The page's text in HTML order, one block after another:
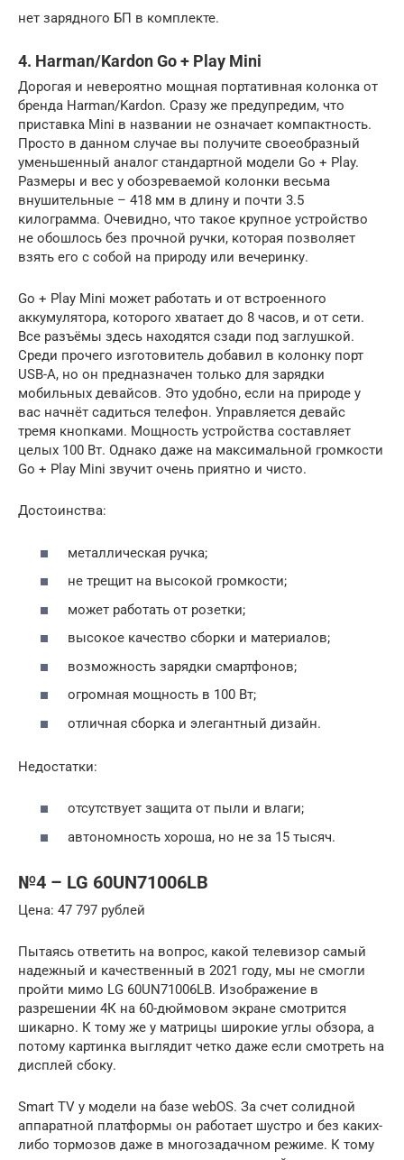
нет зарядного БП в комплекте.
4. Harman/Kardon Go + Play Mini
Дорогая и невероятно мощная портативная колонка от
бренда Harman/Kardon. Сразу же предупредим, что
приставка Mini в названии не означает компактность.
Просто в данном случае вы получите своеобразный
уменьшенный аналог стандартной модели Go + Play.
Размеры и вес у обозреваемой колонки весьма
внушительные – 418 мм в длину и почти 3.5
килограмма. Очевидно, что такое крупное устройство
не обошлось без прочной ручки, которая позволяет
взять его с собой на природу или вечеринку.
Go + Play Mini может работать и от встроенного
аккумулятора, которого хватает до 8 часов, и от сети.
Все разъёмы здесь находятся сзади под заглушкой.
Среди прочего изготовитель добавил в колонку порт
USB-A, но он предназначен только для зарядки
мобильных девайсов. Это удобно, если на природе у
вас начнёт садиться телефон. Управляется девайс
тремя кнопками. Мощность устройства составляет
целых 100 Вт. Однако даже на максимальной громкости
Go + Play Mini звучит очень приятно и чисто.
Достоинства:
металлическая ручка;
не трещит на высокой громкости;
может работать от розетки;
высокое качество сборки и материалов;
возможность зарядки смартфонов;
огромная мощность в 100 Вт;
отличная сборка и элегантный дизайн.
Недостатки:
отсутствует защита от пыли и влаги;
автономность хороша, но не за 15 тысяч.
№4 – LG 60UN71006LB
Цена: 47 797 рублей
Пытаясь ответить на вопрос, какой телевизор самый
надежный и качественный в 2021 году, мы не смогли
пройти мимо LG 60UN71006LB. Изображение в
разрешении 4К на 60-дюймовом экране смотрится
шикарно. К тому же у матрицы широкие углы обзора, а
потому картинка выглядит четко даже если смотреть на
дисплей сбоку.
Smart TV у модели на базе webOS. За счет солидной
аппаратной платформы он работает шустро и без каких-
либо тормозов даже в многозадачном режиме. К тому